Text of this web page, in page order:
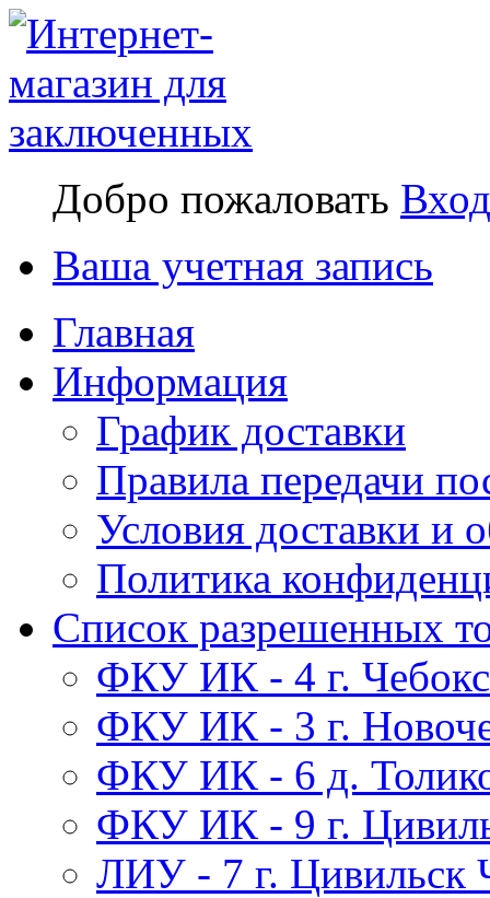
Добро пожаловать Вход
Ваша учетная запись
Главная
Информация
График доставки
Правила передачи
Условия доставки и
Политика
Список разрешенных
ФКУ ИК - 4 г.
ФКУ ИК - 3 г.
ФКУ ИК - 6 д.
ФКУ ИК - 9 г.
ЛИУ - 7 г. Цивильск